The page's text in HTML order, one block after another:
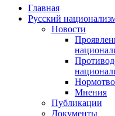
Главная
Русский
Новости
Мнения
Публикации
Документы